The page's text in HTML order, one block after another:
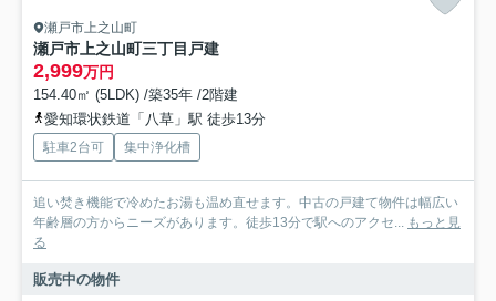
瀬戸市上之山町
瀬戸市上之山町三丁目戸建
2,999万円
154.40㎡ (5LDK) /築35年 /2階建
愛知環状鉄道「八草」駅 徒歩13分
駐車2台可 集中浄化槽
追い焚き機能で冷めたお湯も温め直せます。中古の戸建て物件は幅広い
年齢層の方からニーズがあります。徒歩13分で駅へのアクセ... もっと見
る
販売中の物件